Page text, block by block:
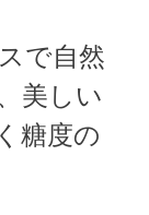
で自然
美しい
糖度の